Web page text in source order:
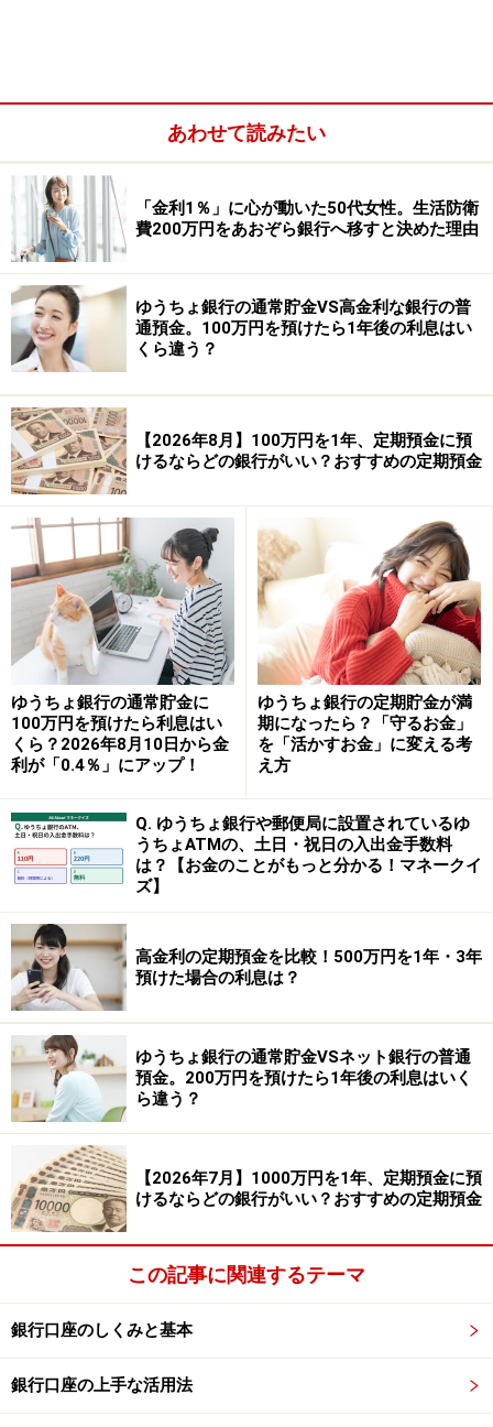
あわせて読みたい
「金利1％」に心が動いた50代女性。生活防衛
費200万円をあおぞら銀行へ移すと決めた理由
ゆうちょ銀行の通常貯金VS高金利な銀行の普
通預金。100万円を預けたら1年後の利息はい
くら違う？
【2026年8月】100万円を1年、定期預金に預
けるならどの銀行がいい？おすすめの定期預金
ゆうちょ銀行の通常貯金に
100万円を預けたら利息はい
くら？2026年8月10日から金
利が「0.4％」にアップ！
ゆうちょ銀行の定期貯金が満
期になったら？「守るお金」
を「活かすお金」に変える考
え方
Q. ゆうちょ銀行や郵便局に設置されているゆ
うちょATMの、土日・祝日の入出金手数料
は？【お金のことがもっと分かる！マネークイ
ズ】
高金利の定期預金を比較！500万円を1年・3年
預けた場合の利息は？
ゆうちょ銀行の通常貯金VSネット銀行の普通
預金。200万円を預けたら1年後の利息はいく
ら違う？
【2026年7月】1000万円を1年、定期預金に預
けるならどの銀行がいい？おすすめの定期預金
この記事に関連するテーマ
銀行口座のしくみと基本
銀行口座の上手な活用法